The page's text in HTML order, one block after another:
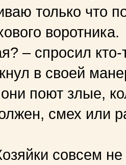
только что
воротника.
– спросил кто-
в своей
поют злые,
смех или
совсем